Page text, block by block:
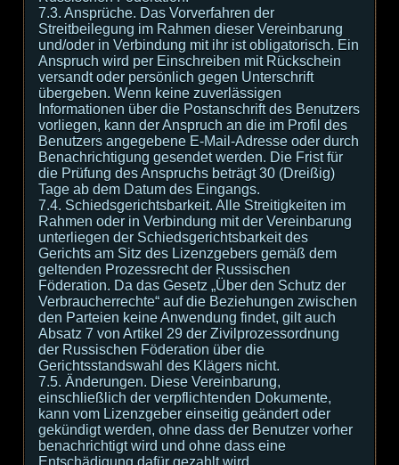
7.3. Ansprüche. Das Vorverfahren der
Streitbeilegung im Rahmen dieser Vereinbarung
und/oder in Verbindung mit ihr ist obligatorisch. Ein
Anspruch wird per Einschreiben mit Rückschein
versandt oder persönlich gegen Unterschrift
übergeben. Wenn keine zuverlässigen
Informationen über die Postanschrift des Benutzers
vorliegen, kann der Anspruch an die im Profil des
Benutzers angegebene E-Mail-Adresse oder durch
Benachrichtigung gesendet werden. Die Frist für
die Prüfung des Anspruchs beträgt 30 (Dreißig)
Tage ab dem Datum des Eingangs.
7.4. Schiedsgerichtsbarkeit. Alle Streitigkeiten im
Rahmen oder in Verbindung mit der Vereinbarung
unterliegen der Schiedsgerichtsbarkeit des
Gerichts am Sitz des Lizenzgebers gemäß dem
geltenden Prozessrecht der Russischen
Föderation. Da das Gesetz „Über den Schutz der
Verbraucherrechte“ auf die Beziehungen zwischen
den Parteien keine Anwendung findet, gilt auch
Absatz 7 von Artikel 29 der Zivilprozessordnung
der Russischen Föderation über die
Gerichtsstandswahl des Klägers nicht.
7.5. Änderungen. Diese Vereinbarung,
einschließlich der verpflichtenden Dokumente,
kann vom Lizenzgeber einseitig geändert oder
gekündigt werden, ohne dass der Benutzer vorher
benachrichtigt wird und ohne dass eine
Entschädigung dafür gezahlt wird.